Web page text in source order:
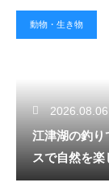
動物・生き物
2026.08.06
江津湖の釣り
スで自然を楽